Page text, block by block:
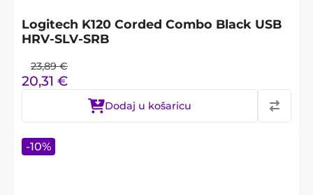
Logitech K120 Corded Combo Black USB
HRV-SLV-SRB
23,89 €
20,31 €
Dodaj u košaricu
-10%